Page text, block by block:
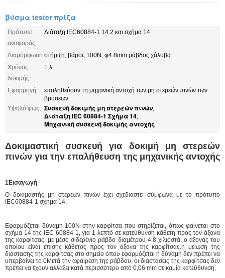
βύσμα tester πρίζα
Πρότυπο
αναφοράς:
Διάταξη IEC60884-1 14.2 και σχήμα 14
Διαμόρφωση:στήριξη, βάρος 100N, φ4.8mm ράβδος χάλυβα
Χρόνος
δοκιμής:
1 λ.
Εφαρμογή:
επαληθεύουν τη μηχανική αντοχή των μη στερεών πινών των
βρύσεων
Υψηλό φως: Συσκευή δοκιμής μη στερεών πινών,
Διάταξη IEC 60884-1 Σχήμα 14,
Μηχανική συσκευή δοκιμής αντοχής
Δοκιμαστική συσκευή για δοκιμή μη στερεών
πινών για την επαλήθευση της μηχανικής αντοχής
1Εισαγωγή
Ο δοκιμαστής μη στερεών πινών έχει σχεδιαστεί σύμφωνα με το πρότυπο
IEC60884-1 σχήμα 14.
Εφαρμόζεται δύναμη 100N στην καρφίτσα που στηρίζεται, όπως φαίνεται στο
σχήμα 14 της IEC 60884-1, για 1 λεπτό σε κατεύθυνση κάθετη προς τον άξονα
της καρφίτσας, με μέσο σιδερένιο ράβδο διαμέτρου 4.8 χιλιοστά, ο άξονας του
οποίου είναι επίσης κάθετος προς τον άξονα της καρφίτσας.η μείωση της
διάστασης της καρφίτσας στο σημείο όπου εφαρμόζεται η δύναμη δεν πρέπει να
υπερβαίνει το 0Μετά την αφαίρεση της ράβδου, οι διαστάσεις της καρφίτσας δεν
πρέπει να έχουν αλλάξει κατά περισσότερο από 0,06 mm σε καμία κατεύθυνση.